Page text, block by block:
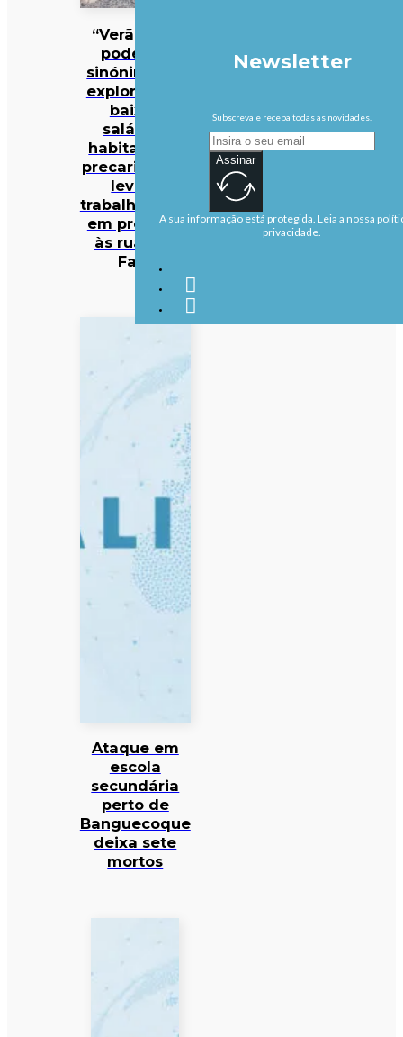
“Verão não
pode ser
sinónimo de
exploração”:
baixos
salários,
habitação e
precariedade
levam
trabalhadores
em protesto
às ruas de
Faro
Ataque em
escola
secundária
perto de
Banguecoque
deixa sete
mortos
Newsletter
Subscreva e receba todas as novidades.
Assinar
A sua informação está protegida. Leia a nossa
privacidade.